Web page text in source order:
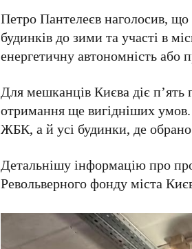
Петро Пантелеєвнаголосив, що
будинків до зими та участі в
енергетичну автономність або
Для мешканцівКиєвадієп’ять
отримання ще вигідніших
ЖБК, а й усі будинки, де
Детальнішу інформацію про
Револьверного фонду міста